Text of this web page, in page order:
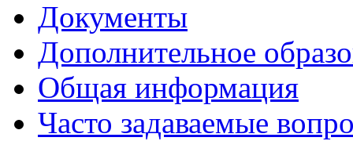
Документы
Дополнительное
Общая информация
Часто задаваемые